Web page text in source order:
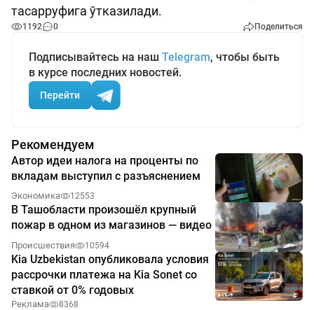
тасарруфига ўтказилади.
1192 0 Поделиться
Подписывайтесь на наш Telegram, чтобы быть
в курсе последних новостей.
Перейти
Рекомендуем
Автор идеи налога на проценты по
вкладам выступил с разъяснением
Экономика 12553
В Ташобласти произошёл крупный
пожар в одном из магазинов — видео
Происшествия 10594
Kia Uzbekistan опубликовала условия
рассрочки платежа на Kia Sonet со
ставкой от 0% годовых
Реклама 8368